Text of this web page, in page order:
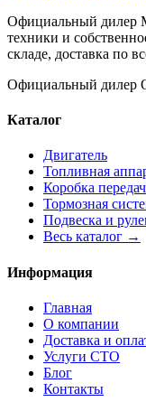
Официальный дилер
техники и
складе, доставка по
Официальный
Каталог
Двигатель
Топливная
Коробка передач
Тормозная
Подвеска и
Весь каталог →
Информация
Главная
О компании
Доставка и
Услуги СТО
Блог
Контакты